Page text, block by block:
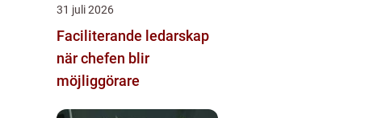
31 juli 2026
Faciliterande ledarskap
när chefen blir
möjliggörare